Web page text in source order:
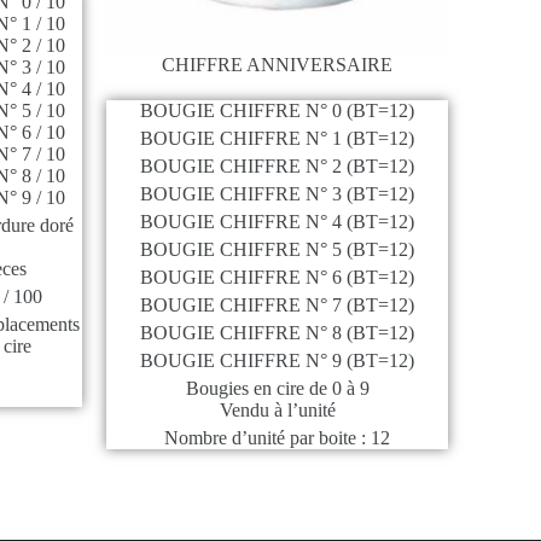
1 / 10
2 / 10
3 / 10
4 / 10
5 / 10
6 / 10
7 / 10
8 / 10
9 / 10
doré
100
cire
CHIFFRE ANNIVERSAIRE
BOUGIE CHIFFRE N° 0 (BT=12)
BOUGIE CHIFFRE N° 1 (BT=12)
BOUGIE CHIFFRE N° 2 (BT=12)
BOUGIE CHIFFRE N° 3 (BT=12)
BOUGIE CHIFFRE N° 4 (BT=12)
BOUGIE CHIFFRE N° 5 (BT=12)
BOUGIE CHIFFRE N° 6 (BT=12)
BOUGIE CHIFFRE N° 7 (BT=12)
BOUGIE CHIFFRE N° 8 (BT=12)
BOUGIE CHIFFRE N° 9 (BT=12)
Bougies en cire de 0 à 9
Vendu à l’unité
Nombre d’unité par boite : 12